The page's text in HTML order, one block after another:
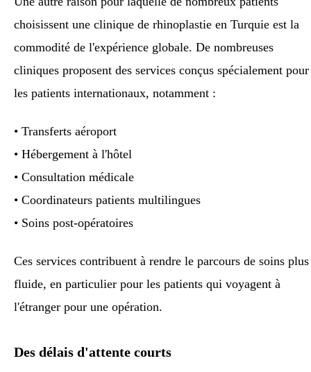
choisissent une clinique de rhinoplastie en Turquie est la
commodité de l'expérience globale. De nombreuses
cliniques proposent des services conçus spécialement pour
les patients internationaux, notamment :
• Transferts aéroport
• Hébergement à l'hôtel
• Consultation médicale
• Coordinateurs patients multilingues
• Soins post-opératoires
Ces services contribuent à rendre le parcours de soins plus
fluide, en particulier pour les patients qui voyagent à
l'étranger pour une opération.
Des délais d'attente courts